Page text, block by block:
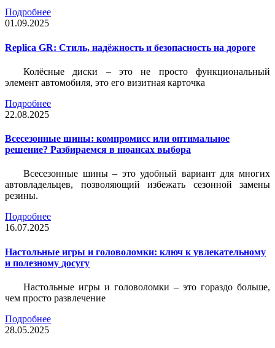
Подробнее
01.09.2025
Replica GR: Стиль, надёжность и безопасность на дороге
Колёсные диски – это не просто функциональный
элемент автомобиля, это его визитная карточка
Подробнее
22.08.2025
Всесезонные шины: компромисс или оптимальное
решение? Разбираемся в нюансах выбора
Всесезонные шины – это удобный вариант для многих
автовладельцев, позволяющий избежать сезонной замены
резины.
Подробнее
16.07.2025
Настольные игры и головоломки: ключ к увлекательному
и полезному досугу
Настольные игры и головоломки – это гораздо больше,
чем просто развлечение
Подробнее
28.05.2025